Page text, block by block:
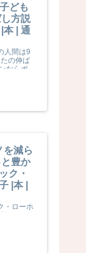
ども
方説
本 | 通
人間は9
の伸ば
ならポイ
配送商品
を減ら
豊か
ク・
|本 |
・ローホ